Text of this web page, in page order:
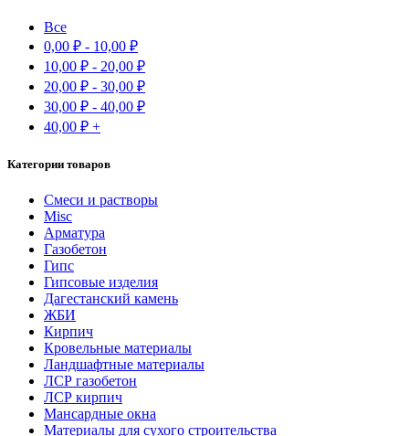
Все
0,00 ₽ - 10,00 ₽
10,00 ₽ - 20,00 ₽
20,00 ₽ - 30,00 ₽
30,00 ₽ - 40,00 ₽
40,00 ₽ +
Категории товаров
Cмеси и растворы
Misc
Арматура
Газобетон
Гипс
Гипсовые изделия
Дагестанский камень
ЖБИ
Кирпич
Кровельные материалы
Ландшафтные материалы
ЛСР газобетон
ЛСР кирпич
Мансардные окна
Материалы для сухого строительства